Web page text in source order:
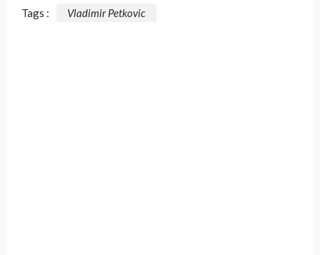
Tags : Vladimir Petkovic